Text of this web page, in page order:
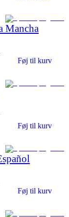
Mancha
Føj til kurv
Føj til kurv
Føj til kurv